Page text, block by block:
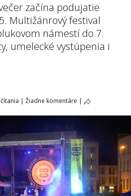
začína podujatie
Multižánrový festival
námestí do 7.
umelecké vystúpenia i
| Žiadne komentáre |